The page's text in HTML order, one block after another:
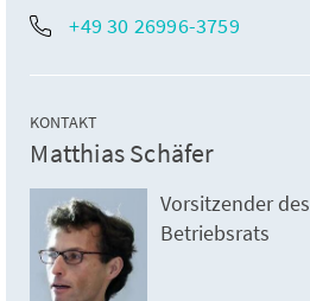
+49 30 26996-3759
KONTAKT
Matthias Schäfer
Vorsitzender des
Betriebsrats